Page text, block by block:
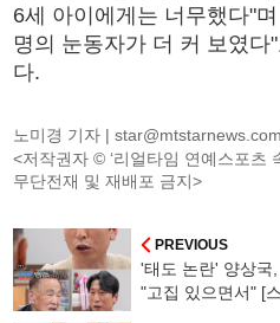
6세 아이에게는 너무했다"
명의 눈동자가 더 커 보였다
다.
노미경 기자 |star@mtstarnews.com
<저작권자 © ‘리얼타임 연예스포츠
무단전재 및 재배포 금지>
PREVIOUS
'태도 논란' 양상국
"고집 있으면서" [